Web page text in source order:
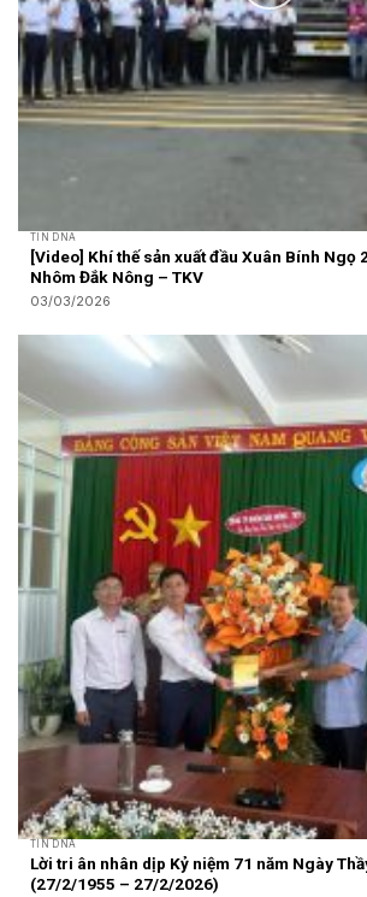
TIN DNA
[Video] Khí thế sản xuất đầu Xuân Bính Ngọ
Nhôm Đắk Nông – TKV
03/03/2026
TIN DNA
Lời tri ân nhân dịp Kỷ niệm 71 năm Ngày
(27/2/1955 – 27/2/2026)